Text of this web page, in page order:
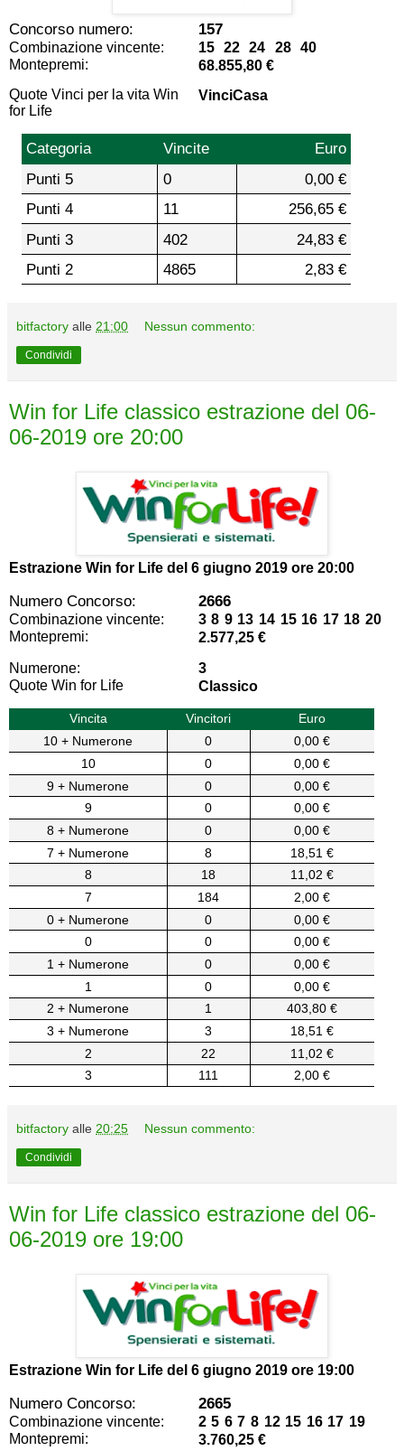
Concorso numero: 157
Combinazione vincente:
15 22 24 28 40
Montepremi:
68.855,80 €
Quote Vinci per la vita Win
for Life
VinciCasa
Categoria Vincite
Euro
Punti 5
0
0,00 €
Punti 4
11
256,65 €
Punti 3
402
24,83 €
Punti 2
4865 2,83 €
bitfactory alle 21:00 Nessun commento:
Condividi
Win for Life classico estrazione del 06-
06-2019 ore 20:00
Estrazione Win for Life del 6 giugno 2019 ore 20:00
Numero Concorso: 2666
Combinazione vincente:
3 8 9 13 14 15 16 17 18 20
Montepremi:
2.577,25 €
Numerone:
3
Quote Win for Life
Classico
Vincita Vincitori
Euro
10 + Numerone
0
0,00 €
10
0
0,00 €
9 + Numerone
0
0,00 €
9
0
0,00 €
8 + Numerone
0
0,00 €
7 + Numerone
8
18,51 €
8
18
11,02 €
7
184
2,00 €
0 + Numerone
0
0,00 €
0
0
0,00 €
1 + Numerone
0
0,00 €
1
0
0,00 €
2 + Numerone
1
403,80 €
3 + Numerone
3
18,51 €
2
22
11,02 €
3
111 2,00 €
bitfactory alle 20:25 Nessun commento:
Condividi
Win for Life classico estrazione del 06-
06-2019 ore 19:00
Estrazione Win for Life del 6 giugno 2019 ore 19:00
Numero Concorso: 2665
Combinazione vincente:
2 5 6 7 8 12 15 16 17 19
Montepremi:
3.760,25 €